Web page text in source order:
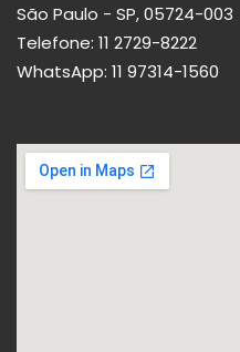
São Paulo - SP, 05724-003
Telefone: 11 2729-8222
WhatsApp: 11 97314-1560